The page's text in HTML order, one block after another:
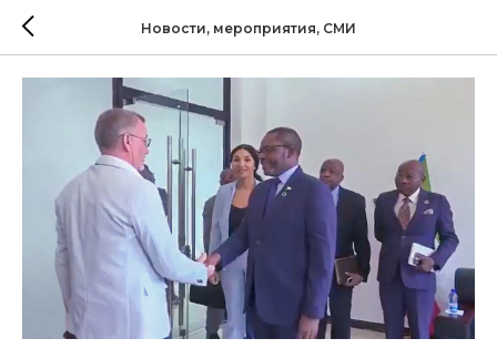
Новости, мероприятия, СМИ